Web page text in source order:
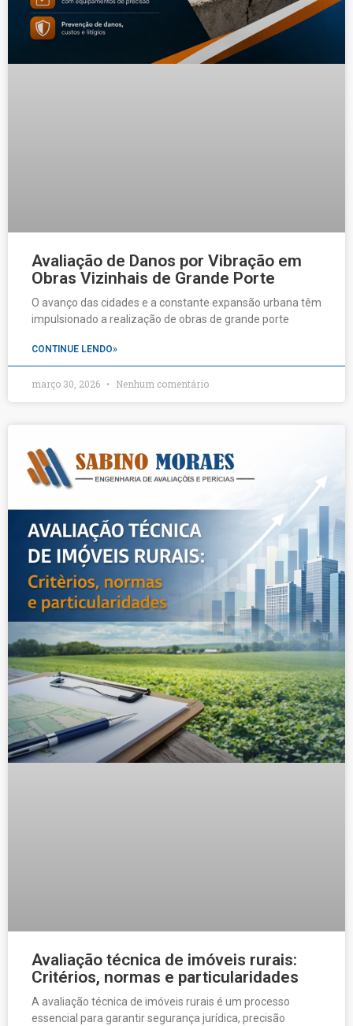
Avaliação de Danos por Vibração em
Obras Vizinhais de Grande Porte
O avanço das cidades e a constante expansão urbana têm
impulsionado a realização de obras de grande porte
CONTINUE LENDO»
março 30, 2026 Nenhum comentário
Avaliação técnica de imóveis rurais:
Critérios, normas e particularidades
A avaliação técnica de imóveis rurais é um processo
essencial para garantir segurança jurídica, precisão